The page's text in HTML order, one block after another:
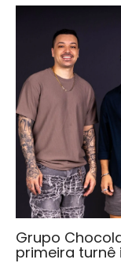
Grupo
primeira turnê